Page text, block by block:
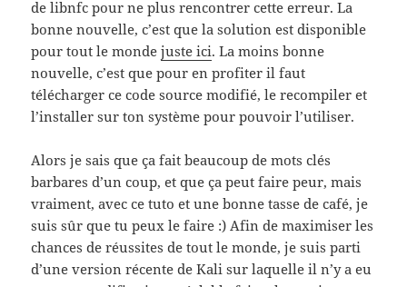
de libnfc pour ne plus rencontrer cette erreur. La
bonne nouvelle, c’est que la solution est disponible
pour tout le mondejuste ici. La moins bonne
nouvelle, c’est que pour en profiter il faut
télécharger ce code source modifié, le recompiler et
l’installer sur ton système pour pouvoir l’utiliser.
Alors je sais que ça fait beaucoup de mots clés
barbares d’un coup, et que ça peut faire peur, mais
vraiment, avec ce tuto et une bonne tasse de café, je
suis sûr que tu peux le faire :) Afin de maximiser les
chances de réussites de tout le monde, je suis parti
d’une version récente de Kali sur laquelle il n’y a eu